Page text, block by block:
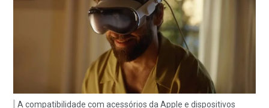
A compatibilidade com acessórios da Apple e dispositivos